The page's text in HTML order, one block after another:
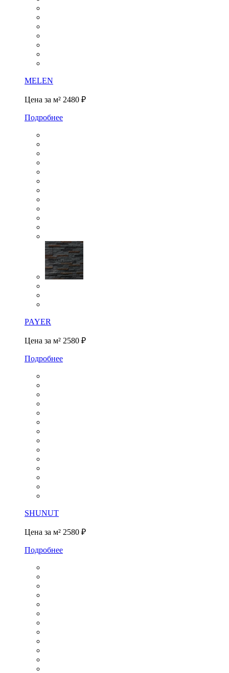
MELEN
Цена за м² 2480 ₽
Подробнее
PAYER
Цена за м² 2580 ₽
Подробнее
SHUNUT
Цена за м² 2580 ₽
Подробнее